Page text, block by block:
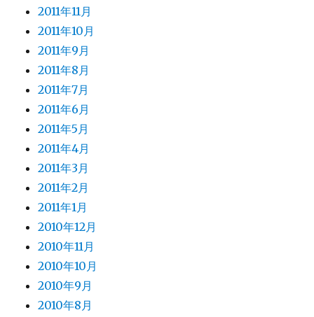
2011年11月
2011年10月
2011年9月
2011年8月
2011年7月
2011年6月
2011年5月
2011年4月
2011年3月
2011年2月
2011年1月
2010年12月
2010年11月
2010年10月
2010年9月
2010年8月